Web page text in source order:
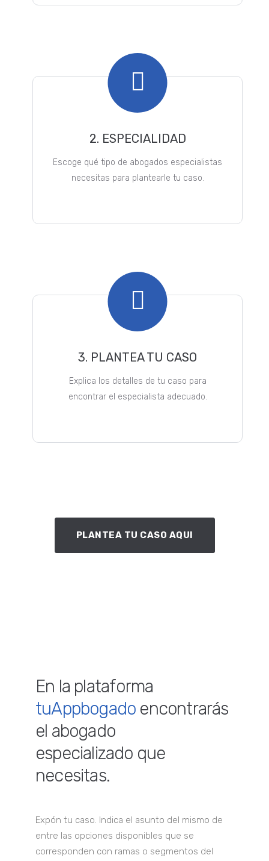
2. ESPECIALIDAD
Escoge qué tipo de abogados especialistas
necesitas para plantearle tu caso.
3. PLANTEA TU CASO
Explica los detalles de tu caso para
encontrar el especialista adecuado.
PLANTEA TU CASO AQUI
En la plataforma
tuAppbogado encontrarás
el abogado
especializado que
necesitas.
Expón tu caso. Indica el asunto del mismo de
entre las opciones disponibles que se
corresponden con ramas o segmentos del